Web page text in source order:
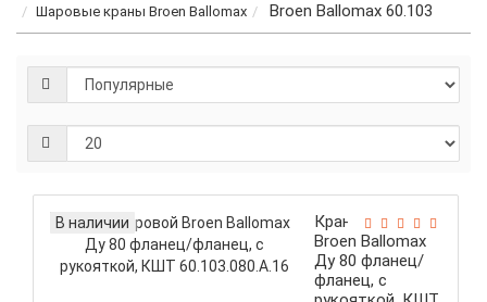
Шаровые краны Broen Ballomax Broen Ballomax 60.103
В наличии
Кран шаровой
Broen Ballomax
Ду 80 фланец/
фланец, с